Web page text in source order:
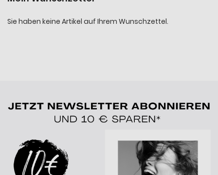
Sie haben keine Artikel auf Ihrem Wunschzettel.